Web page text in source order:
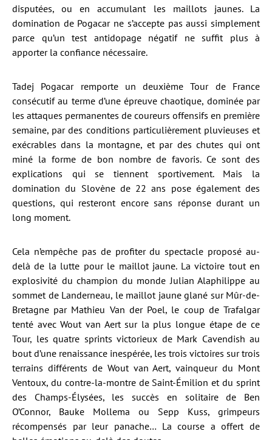
disputées, ou en accumulant les maillots jaunes. La
domination de Pogacar ne s’accepte pas aussi simplement
parce qu’un test antidopage négatif ne suffit plus à
apporter la confiance nécessaire.
Tadej Pogacar remporte un deuxième Tour de France
consécutif au terme d’une épreuve chaotique, dominée par
les attaques permanentes de coureurs offensifs en première
semaine, par des conditions particulièrement pluvieuses et
exécrables dans la montagne, et par des chutes qui ont
miné la forme de bon nombre de favoris. Ce sont des
explications qui se tiennent sportivement. Mais la
domination du Slovène de 22 ans pose également des
questions, qui resteront encore sans réponse durant un
long moment.
Cela n’empêche pas de profiter du spectacle proposé au-
delà de la lutte pour le maillot jaune. La victoire tout en
explosivité du champion du monde Julian Alaphilippe au
sommet de Landerneau, le maillot jaune glané sur Mûr-de-
Bretagne par Mathieu Van der Poel, le coup de Trafalgar
tenté avec Wout van Aert sur la plus longue étape de ce
Tour, les quatre sprints victorieux de Mark Cavendish au
bout d’une renaissance inespérée, les trois victoires sur trois
terrains différents de Wout van Aert, vainqueur du Mont
Ventoux, du contre-la-montre de Saint-Émilion et du sprint
des Champs-Élysées, les succès en solitaire de Ben
O’Connor, Bauke Mollema ou Sepp Kuss, grimpeurs
récompensés par leur panache… La course a offert de